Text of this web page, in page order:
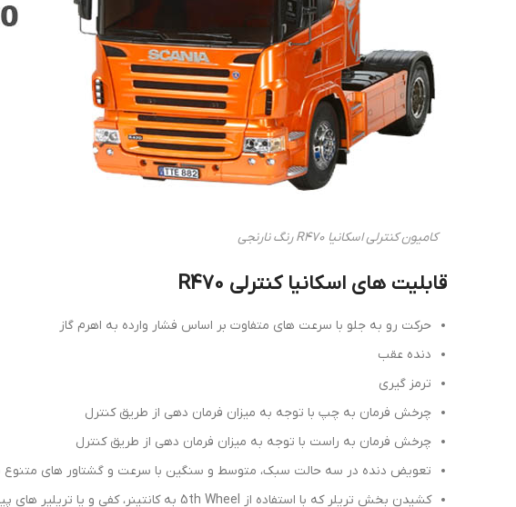
کامیون کنترلی اسکانیا R470 رنگ نارنجی
قابلیت های اسکانیا کنترلی R470
حرکت رو به جلو با سرعت های متفاوت بر اساس فشار وارده به اهرم گاز
دنده عقب
ترمز گیری
چرخش فرمان به چپ با توجه به میزان فرمان دهی از طریق کنترل
چرخش فرمان به راست با توجه به میزان فرمان دهی از طریق کنترل
تعویض دنده در سه حالت سبک، متوسط و سنگین با سرعت و گشتاور های متنوع با
کشیدن بخش تریلر که با استفاده از 5th Wheel به کانتینر، کفی و یا تریلیر های پیشنهادی متصل می گردد